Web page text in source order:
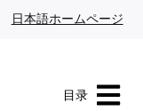
文日本語ホームページ
目录